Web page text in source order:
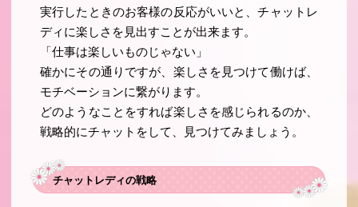
実行したときのお客様の反応がいいと、チャットレ
ディに楽しさを見出すことが出来ます。
「仕事は楽しいものじゃない」
確かにその通りですが、楽しさを見つけて働けば、
モチベーションに繋がります。
どのようなことをすれば楽しさを感じられるのか、
戦略的にチャットをして、見つけてみましょう。
チャットレディの戦略